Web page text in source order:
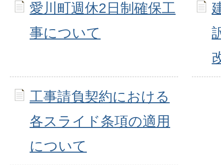
愛川町週休2日制確保工
事について
工事請負契約における
各スライド条項の適用
について